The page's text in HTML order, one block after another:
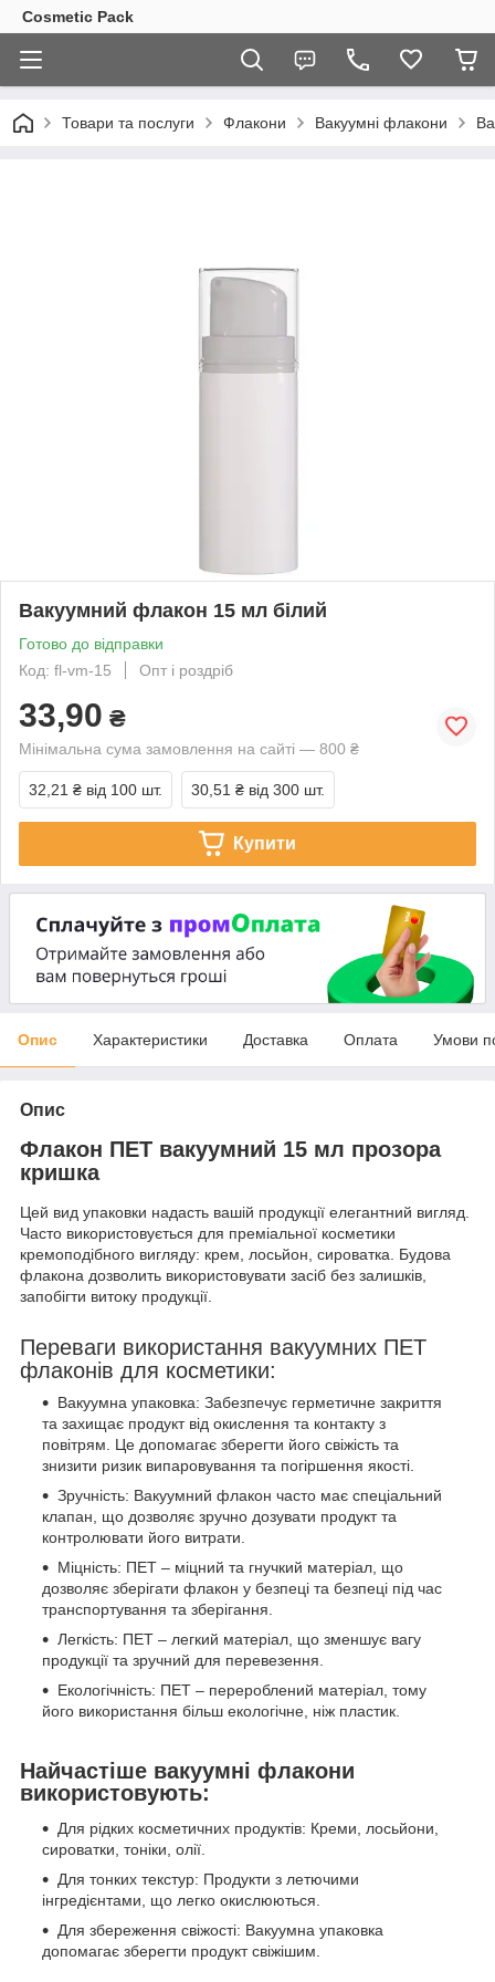
Cosmetic Pack
Товари та послуги Флакони Вакуумні флакони
Вакуумний флакон 15 мл білий
Готово до відправки
Код: fl-vm-15
Опт і роздріб
33,90 ₴
Мінімальна сума замовлення на сайті — 800 ₴
32,21 ₴ від 100 шт. 30,51 ₴ від 300 шт.
Купити
Опис Характеристики Доставка Оплата Умови
Опис
Флакон ПЕТ вакуумний 15 мл прозора
кришка
Цей вид упаковки надасть вашій продукції елегантний вигляд.
Часто використовується для преміальної косметики
кремоподібного вигляду: крем, лосьйон, сироватка. Будова
флакона дозволить використовувати засіб без залишків,
запобігти витоку продукції.
Переваги використання вакуумних ПЕТ
флаконів для косметики:
Вакуумна упаковка: Забезпечує герметичне закриття
та захищає продукт від окислення та контакту з
повітрям. Це допомагає зберегти його свіжість та
знизити ризик випаровування та погіршення якості.
Зручність: Вакуумний флакон часто має спеціальний
клапан, що дозволяє зручно дозувати продукт та
контролювати його витрати.
Міцність: ПЕТ – міцний та гнучкий матеріал, що
дозволяє зберігати флакон у безпеці та безпеці під час
транспортування та зберігання.
Легкість: ПЕТ – легкий матеріал, що зменшує вагу
продукції та зручний для перевезення.
Екологічність: ПЕТ – перероблений матеріал, тому
його використання більш екологічне, ніж пластик.
Найчастіше вакуумні флакони
використовують:
Для рідких косметичних продуктів: Креми, лосьйони,
сироватки, тоніки, олії.
Для тонких текстур: Продукти з летючими
інгредієнтами, що легко окислюються.
Для збереження свіжості: Вакуумна упаковка
допомагає зберегти продукт свіжішим.